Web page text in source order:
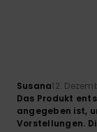
Susana12.
Das Produkt
angegeben ist,
Vorstellungen.